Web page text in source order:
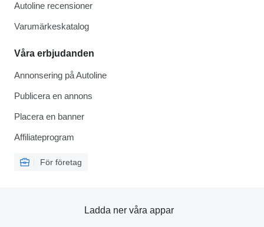
Autoline recensioner
Varumärkeskatalog
Våra erbjudanden
Annonsering på Autoline
Publicera en annons
Placera en banner
Affiliateprogram
För företag
Ladda ner våra appar